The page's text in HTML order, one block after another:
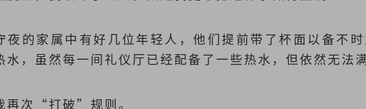
夜的家属中有好几位年轻人，他们提前带了杯面以备不
水，虽然每一间礼仪厅已经配备了一些热水，但依然无法
再次“打破”规则。